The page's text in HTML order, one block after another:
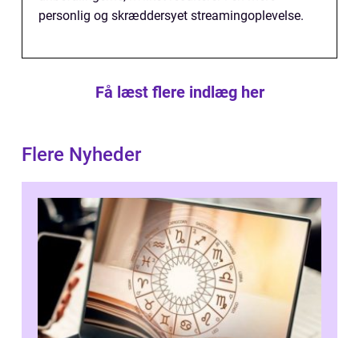
personlig og skræddersyet streamingoplevelse.
Få læst flere indlæg her
Flere Nyheder